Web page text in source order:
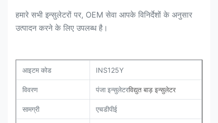
हमारे सभी इन्सुलेटरों पर, OEM सेवा आपके विनिर्देशों के अनुसार
उत्पादन करने के लिए उपलब्ध है।
आइटम कोड INS125Y
विवरण पंजा इन्सुलेटरविद्युत बाड़ इन्सुलेटर
सामग्री एचडीपीई